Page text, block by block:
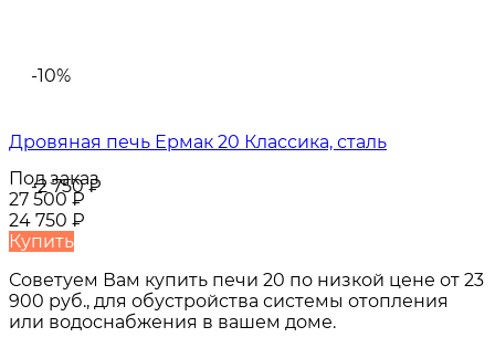
-10%
-2 750₽
Дровяная печь Ермак 20 Классика, сталь
Под заказ
27 500₽
24 750 ₽
Купить
Советуем Вам купить печи 20 по низкой цене от 23
900 руб., для обустройства системы отопления
или водоснабжения в вашем доме.